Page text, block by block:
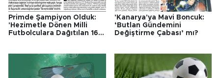
Primde Şampiyon Olduk:
'Hezimetle Dönen Milli
Futbolculara Dağıtılan 16
'Kanarya'ya Mavi Boncuk:
‘Butlan Gündemini
Değiştirme Çabası’ mı?